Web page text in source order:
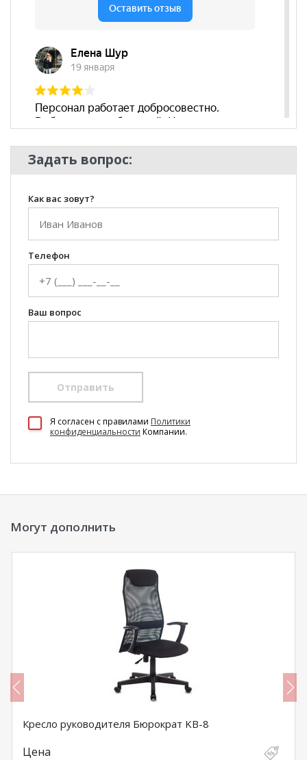
Задать вопрос:
Как вас зовут?
Телефон
Ваш вопрос
Отправить
Я согласен c правилами Политики
конфиденциальности Компании.
Могут дополнить
Кресло руководителя Бюрократ KB-8
Цена